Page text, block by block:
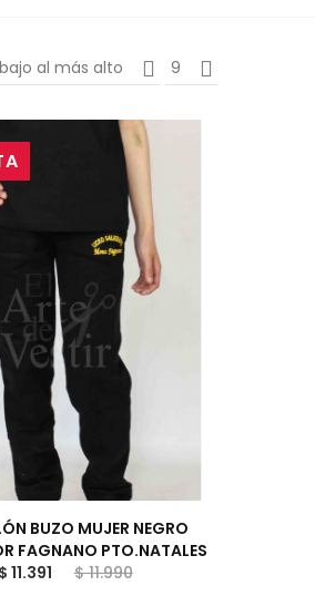
al más alto 9
BUZO MUJER NEGRO
FAGNANO PTO.NATALES
$ 11.391
$ 11.990